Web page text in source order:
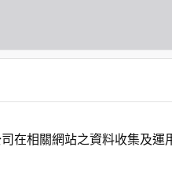
在相關網站之資料收集及運